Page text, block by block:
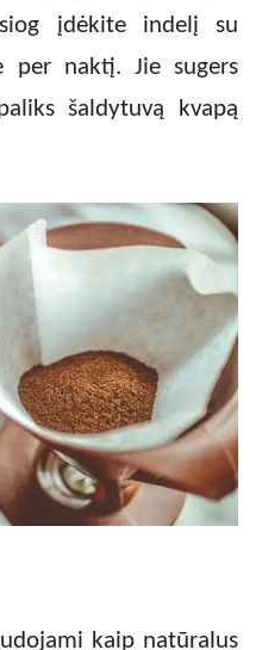
įdėkite indelį su
per naktį. Jie sugers
šaldytuvą kvapą
kaip natūralus